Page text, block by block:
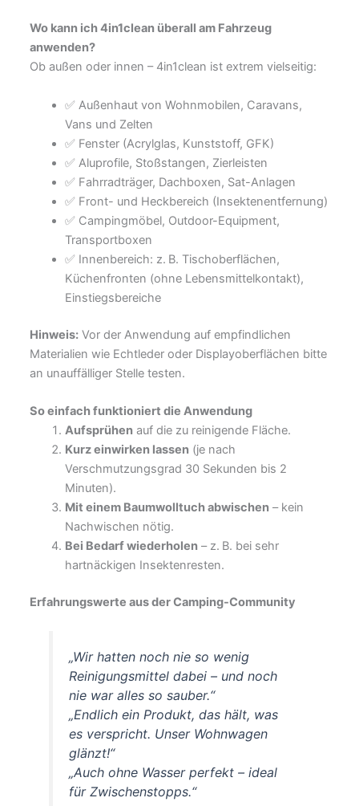
Wo kann ich 4in1clean überall am Fahrzeug
anwenden?
Ob außen oder innen – 4in1clean ist extrem vielseitig:
✅ Außenhaut von Wohnmobilen, Caravans,
Vans und Zelten
✅ Fenster (Acrylglas, Kunststoff, GFK)
✅ Aluprofile, Stoßstangen, Zierleisten
✅ Fahrradträger, Dachboxen, Sat-Anlagen
✅ Front- und Heckbereich (Insektenentfernung)
✅ Campingmöbel, Outdoor-Equipment,
Transportboxen
✅ Innenbereich: z. B. Tischoberflächen,
Küchenfronten (ohne Lebensmittelkontakt),
Einstiegsbereiche
Hinweis: Vor der Anwendung auf empfindlichen
Materialien wie Echtleder oder Displayoberflächen bitte
an unauffälliger Stelle testen.
So einfach funktioniert die Anwendung
Aufsprühenauf die zu reinigende Fläche.
Kurz einwirken lassen(je nach
Verschmutzungsgrad 30 Sekunden bis 2
Minuten).
Mit einem Baumwolltuch abwischen– kein
Nachwischen nötig.
Bei Bedarf wiederholen– z. B. bei sehr
hartnäckigen Insektenresten.
Erfahrungswerte aus der Camping-Community
„Wir hatten noch nie so wenig
Reinigungsmittel dabei – und noch
nie war alles so sauber.“
„Endlich ein Produkt, das hält, was
es verspricht. Unser Wohnwagen
glänzt!“
„Auch ohne Wasser perfekt – ideal
für Zwischenstopps.“